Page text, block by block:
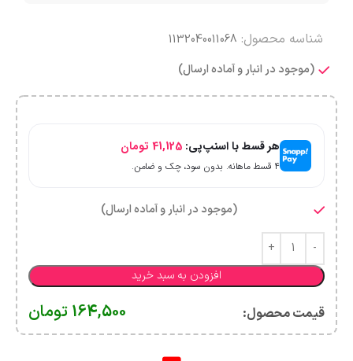
شناسه محصول: 1132040011068
(موجود در انبار و آماده ارسال)
هر قسط با اسنپ‌پی: 41,125 تومان
۴ قسط ماهانه. بدون سود، چک و ضامن.
(موجود در انبار و آماده ارسال)
افزودن به سبد خرید
قیمت محصول:​ 164,500 تومان